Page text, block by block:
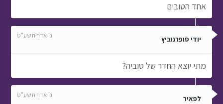
אחד הטובים
יודי סופרנוביץ ג' אדר תשע"ט
מתי יוצא החדר של טוביה?
לפאיר ג' אדר תשע"ט